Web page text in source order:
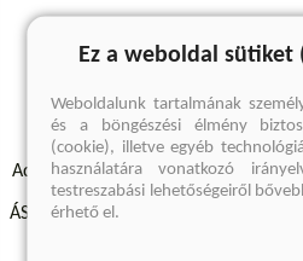
A keresett
Adatvédelmi szabályzatok
ÁSZF - Vásárlási feltételek
Ez a weboldal sütiket
Weboldalunk tartalmának
és a böngészési élmény
(cookie), illetve egyéb
használatára vonatkozó
testreszabási lehetőségeiről
érhető el.